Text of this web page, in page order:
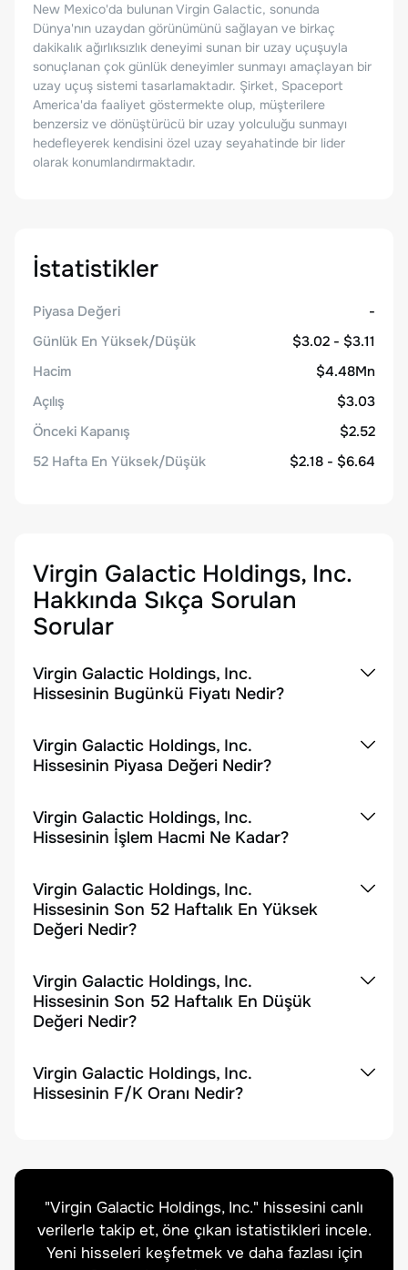
New Mexico'da bulunan Virgin Galactic, sonunda
Dünya'nın uzaydan görünümünü sağlayan ve birkaç
dakikalık ağırlıksızlık deneyimi sunan bir uzay uçuşuyla
sonuçlanan çok günlük deneyimler sunmayı amaçlayan bir
uzay uçuş sistemi tasarlamaktadır. Şirket, Spaceport
America'da faaliyet göstermekte olup, müşterilere
benzersiz ve dönüştürücü bir uzay yolculuğu sunmayı
hedefleyerek kendisini özel uzay seyahatinde bir lider
olarak konumlandırmaktadır.
İstatistikler
Piyasa Değeri
-
Günlük En Yüksek/Düşük
$3.02 - $3.11
Hacim
$4.48Mn
Açılış
$3.03
Önceki Kapanış
$2.52
52 Hafta En Yüksek/Düşük
$2.18 - $6.64
Virgin Galactic Holdings, Inc.
Hakkında Sıkça Sorulan
Sorular
Virgin Galactic Holdings, Inc.
Hissesinin Bugünkü Fiyatı Nedir?
Virgin Galactic Holdings, Inc.
Hissesinin Piyasa Değeri Nedir?
Virgin Galactic Holdings, Inc.
Hissesinin İşlem Hacmi Ne Kadar?
Virgin Galactic Holdings, Inc.
Hissesinin Son 52 Haftalık En Yüksek
Değeri Nedir?
Virgin Galactic Holdings, Inc.
Hissesinin Son 52 Haftalık En Düşük
Değeri Nedir?
Virgin Galactic Holdings, Inc.
Hissesinin F/K Oranı Nedir?
"Virgin Galactic Holdings, Inc." hissesini canlı
verilerle takip et, öne çıkan istatistikleri incele.
Yeni hisseleri keşfetmek ve daha fazlası için